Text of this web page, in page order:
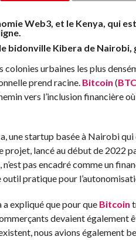
Web3, et le Kenya, qui
bidonville Kibera de
urbaines les plus
prend racine. Bitcoin (BTC
vers l’inclusion financière
startup basée à Nairobi qui
lancé au début de 2022
pas encadré comme un
outil pratique pour
expliqué que pour que Bitcoin
devaient également
nous avions également